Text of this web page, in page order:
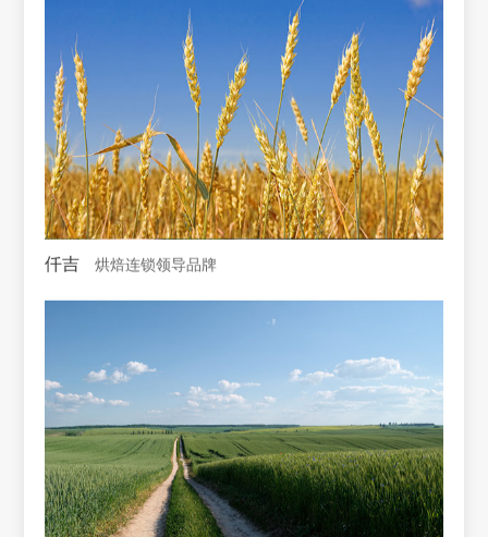
仟吉 烘焙连锁领导品牌